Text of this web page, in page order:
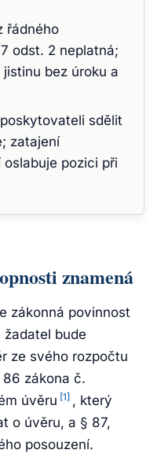
řádného
odst. 2 neplatná;
bez úroku a
sdělit
zatajení
pozici při
znamená
zákonná povinnost
bude
ze svého rozpočtu
zákona č.
úvěru [1] , který
o úvěru, a § 87,
posouzení.